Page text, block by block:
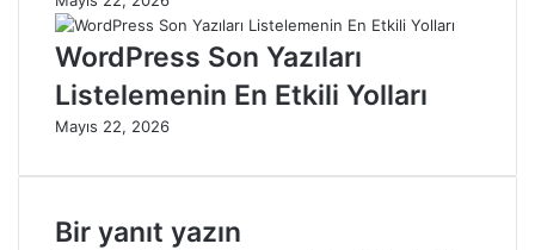
WordPress Son Yazıları
Listelemenin En Etkili Yolları
Mayıs 22, 2026
Bir yanıt yazın